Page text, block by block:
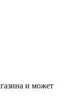
и может